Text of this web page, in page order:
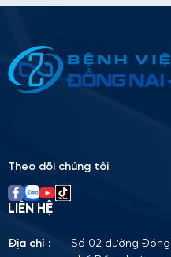
Please
Theo dõi chúng tôi
LIÊN HỆ
Địa chỉ :
Số 02 đường Đồng